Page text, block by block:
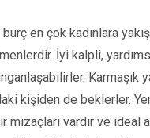
en çok kadınlara
İyi kalpli,
Karmaşık
kişiden de beklerler.
mizaçları vardır ve ideal